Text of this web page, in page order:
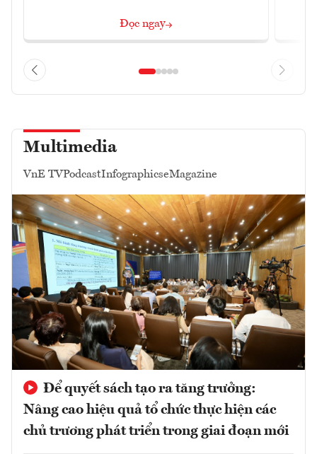
Đọc ngay
Multimedia
VnE TVPodcastInfographicseMagazine
Để quyết sách tạo ra tăng trưởng:
Nâng cao hiệu quả tổ chức thực hiện các
chủ trương phát triển trong giai đoạn mới